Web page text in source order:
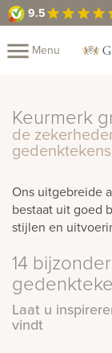
9.5star star star star
9.5
menu Menu
close
Fotoboek
ons
Winkels
Keurmerk
de
gedenktekens
Ons uitgebreide
bestaat uit goed
stijlen en
14
Laat u
vindt